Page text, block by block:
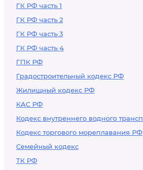
ГК РФ часть 1
ГК РФ часть 2
ГК РФ часть 3
ГК РФ часть 4
ГПК РФ
Градостроительный кодекс РФ
Жилищный кодекс РФ
КАС РФ
Кодекс внутреннего водного
Кодекс торгового мореплавания РФ
Семейный кодекс
ТК РФ